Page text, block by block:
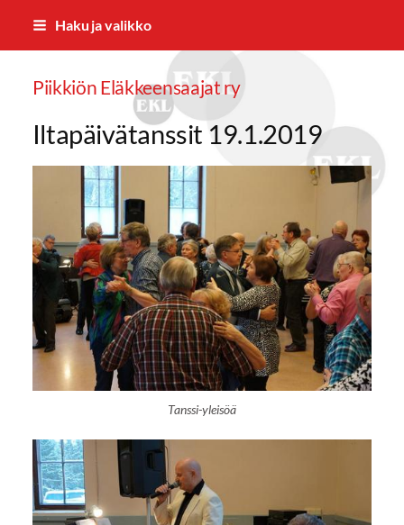
Siirry
Haku ja valikko
Piikkiön Eläkkeensaajat ry
Iltapäivätanssit 19.1.2019
Tanssi-yleisöä